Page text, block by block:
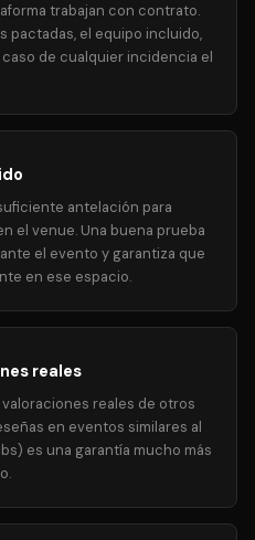
trabajan con contrato.
pactadas, el equipo incluido,
de cualquier incidencia el
antelación para
el venue. Una buena prueba
el evento y garantiza que
en ese espacio.
reales
reales de otros
en eventos similares al
es una garantía mucho más